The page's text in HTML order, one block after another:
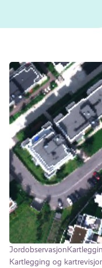
Jordobservasjon
Kartlegging og